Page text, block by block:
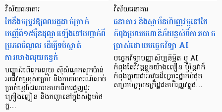
វិស័យធនាគារ
ថៃនឹងតម្រូវឱ្យពលរដ្ឋដាក់ប្រាក់
បញ្ញើពី១៥ម៉ឺនដុល្លារឡើងទៅបញ្ជាក់ពី
ប្រភពចំណូល ដើម្បីទប់ស្កាត់
ការលាងលុយកខ្វក់
បញ្ហាអំពើពុករលួយ ស៊ីសំណូកសូកប៉ាន់
អាជីវកម្មខុសច្បាប់ និងការចរាចរណ៍សាច់
ប្រាក់ខ្មៅដែលបានមកពីការជួញដូរ
គ្រឿងញៀន និងកញ្ឆានៅក្នុងសង្គមថៃ
ក្ន…
វិស័យធនាគារ
ធនាគារ និងស្ថាប័នហិរញ្ញវត្ថុនៅថៃ
កំពុងប្រឈមហានិភ័យខ្ពស់ពីការបោក
ប្រាស់ដោយបច្ចេកវិទ្យា AI
បច្ចេកវិទ្យាបញ្ញាសិប្បនិម្មិត ឬ AI
កំពុងតែវិវត្តខ្លួនយ៉ាងលឿន ប៉ុន្តែវាក៏
កំពុងក្លាយជាអាវុធដ៏គ្រោះថ្នាក់បំផុត
សម្រាប់ក្រុមឧក្រិដ្ឋជនហិរញ្ញវត្ថុផ…